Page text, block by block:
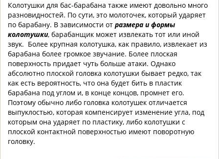
Колотушки для бас-барабана также имеют довольно много
разновидностей. По сути, это молоточек, который ударяет
по барабану. В зависимости от размера и формы
колотушки, барабанщик может извлекать тот или иной
звук. Более крупная колотушка, как правило, извлекает из
барабана более громкое звучание. Более плоская
поверхность придает чуть больше атаки. Однако
абсолютно плоской головка колотушки бывает редко, так
как есть вероятность, что она будет бить в пластик
барабана под углом и, в конце концов, промнет его.
Поэтому обычно либо головка колотушек отличается
выпуклостью, которая компенсирует изменение угла, под
которым она ударяет по пластику, либо колотушки с
плоской контактной поверхностью имеют поворотную
головку.